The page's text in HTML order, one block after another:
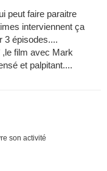
peut faire paraitre
interviennent ça
3 épisodes....
,le film avec Mark
et palpitant....
son activité